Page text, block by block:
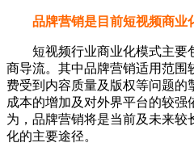
品牌营销是目前短视频商业
短视频行业商业化模式主要
商导流。其中品牌营销适用范围
费受到内容质量及版权等问题的
成本的增加及对外界平台的较强
为，品牌营销将是当前及未来较
化的主要途径。